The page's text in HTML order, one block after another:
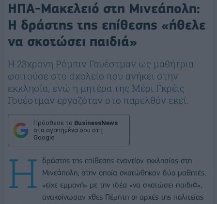
ΗΠΑ-Μακελειό στη Μινεάπολη:
Η δράστης της επίθεσης «ήθελε
να σκοτώσει παιδιά»
Η 23χρονη Ρόμπιν Γουέστμαν ως μαθήτρια
φοιτούσε στο σχολείο που ανήκει στην
εκκλησία, ενώ η μητέρα της Μέρι Γκρέις
Γουέστμαν εργαζόταν στο παρελθόν εκεί.
Πρόσθεσε το BusinessNews
στα αγαπημένα σου στη
Google
Η
δράστης της επίθεσης εναντίον εκκλησίας στη
Μινεάπολη, στην οποία σκοτώθηκαν δύο μαθητές,
«είχε εμμονή» με την ιδέα «να σκοτώσει παιδιά»,
ανακοίνωσαν χθες Πέμπτη οι αρχές της πολιτείας